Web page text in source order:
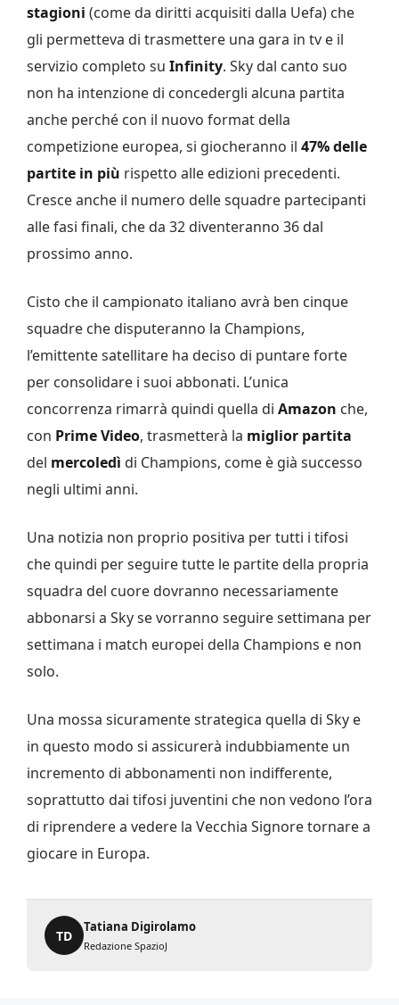
stagioni (come da diritti acquisiti dalla Uefa) che
gli permetteva di trasmettere una gara in tv e il
servizio completo su Infinity. Sky dal canto suo
non ha intenzione di concedergli alcuna partita
anche perché con il nuovo format della
competizione europea, si giocheranno il 47% delle
partite in più rispetto alle edizioni precedenti.
Cresce anche il numero delle squadre partecipanti
alle fasi finali, che da 32 diventeranno 36 dal
prossimo anno.
Cisto che il campionato italiano avrà ben cinque
squadre che disputeranno la Champions,
l’emittente satellitare ha deciso di puntare forte
per consolidare i suoi abbonati. L’unica
concorrenza rimarrà quindi quella di Amazon che,
con Prime Video, trasmetterà la miglior partita
del mercoledì di Champions, come è già successo
negli ultimi anni.
Una notizia non proprio positiva per tutti i tifosi
che quindi per seguire tutte le partite della propria
squadra del cuore dovranno necessariamente
abbonarsi a Sky se vorranno seguire settimana per
settimana i match europei della Champions e non
solo.
Una mossa sicuramente strategica quella di Sky e
in questo modo si assicurerà indubbiamente un
incremento di abbonamenti non indifferente,
soprattutto dai tifosi juventini che non vedono l’ora
di riprendere a vedere la Vecchia Signore tornare a
giocare in Europa.
TD
Tatiana Digirolamo
Redazione SpazioJ